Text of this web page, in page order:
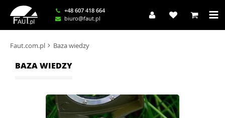
+48 607 418 664
biuro@faut.pl
Faut.com.pl Baza wiedzy
BAZA WIEDZY